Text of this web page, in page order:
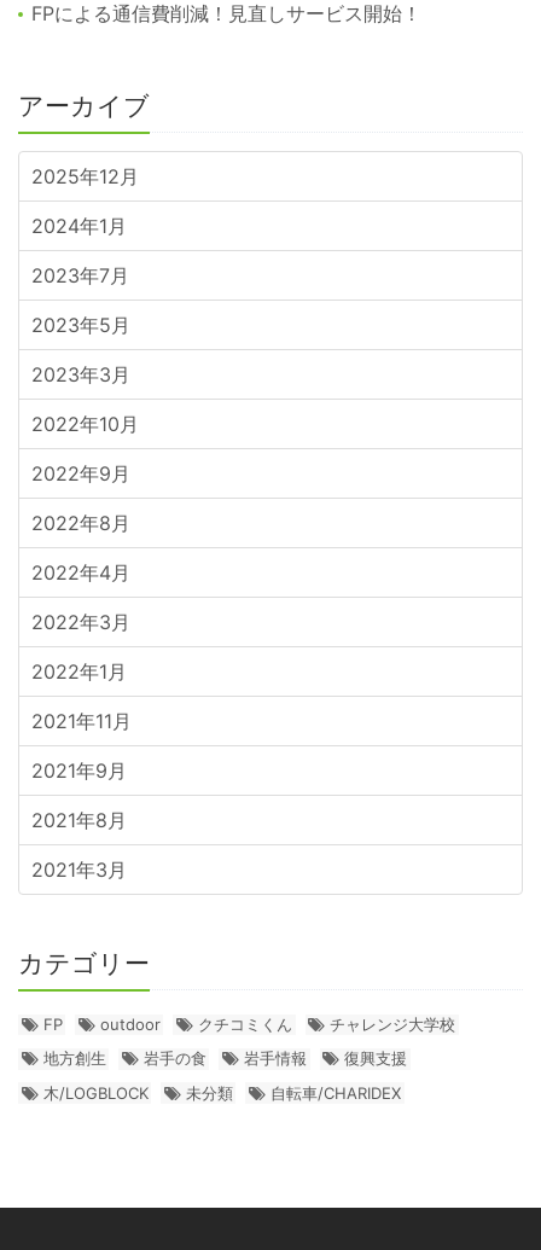
FPによる通信費削減！見直しサービス開始！
アーカイブ
2025年12月
2024年1月
2023年7月
2023年5月
2023年3月
2022年10月
2022年9月
2022年8月
2022年4月
2022年3月
2022年1月
2021年11月
2021年9月
2021年8月
2021年3月
カテゴリー
FP outdoor クチコミくん
チャレンジ大学校
地方創生
岩手の食 岩手情報
復興支援
木/LOGBLOCK
未分類 自転車/CHARIDEX